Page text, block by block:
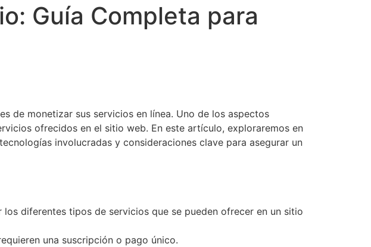
Guía Completa para
de monetizar sus servicios en línea. Uno de los aspectos
ofrecidos en el sitio web. En este artículo, exploraremos en
involucradas y consideraciones clave para asegurar un
diferentes tipos de servicios que se pueden ofrecer en un sitio
una suscripción o pago único.